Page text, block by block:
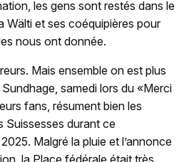
les gens sont restés dans le
Wälti et ses coéquipières pour
nous ont donnée.
Mais ensemble on est plus
samedi lors du «Merci
fans, résument bien les
Suissesses durant ce
Malgré la pluie et l’annonce